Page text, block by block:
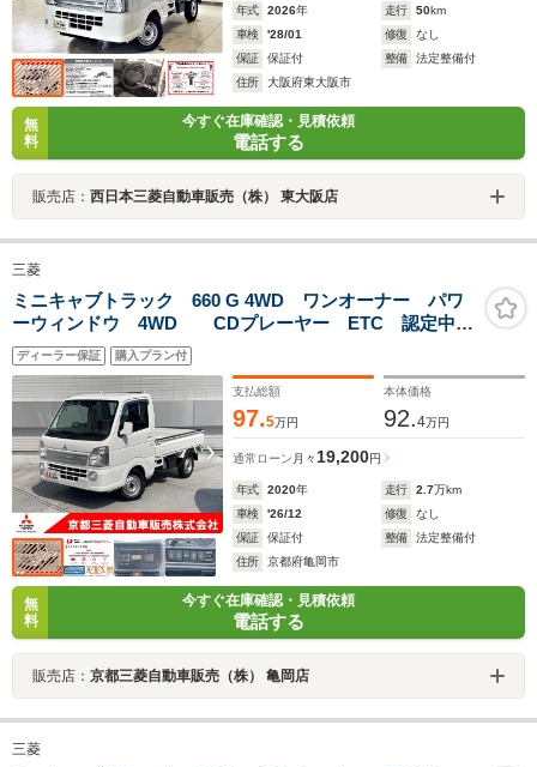
年式 2026年 走行 50km
車検
'28/01 修復
なし
保証
保証付 整備
法定整備付
住所
大阪府東大阪市
無
料
今すぐ在庫確認・見積依頼
電話する
販売店： 西日本三菱自動車販売（株） 東大阪店
三菱
ミニキャブトラック 660 G 4WD ワンオーナー パワ
ーウィンドウ 4WD CDプレーヤー ETC 認定中古
車 衝突被害軽減ブレーキ 踏み間違い防止装置 キー
レスエントリー オートライトコントロール 運転席助
手席エアバック フォグランプ
ディーラー保証 購入プラン付
支払総額
97.5万円
本体価格
92.4万円
通常ローン 月々 19,200円
年式 2020年 走行 2.7万km
車検
'26/12 修復
なし
保証
保証付 整備
法定整備付
住所
京都府亀岡市
無
料
今すぐ在庫確認・見積依頼
電話する
販売店： 京都三菱自動車販売（株） 亀岡店
三菱